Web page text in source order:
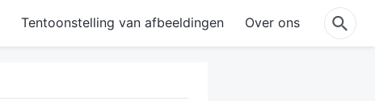
Tentoonstelling van afbeeldingen Over ons